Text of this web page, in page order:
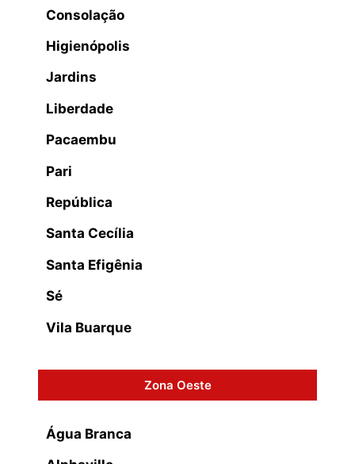
Consolação
Higienópolis
Jardins
Liberdade
Pacaembu
Pari
República
Santa Cecília
Santa Efigênia
Sé
Vila Buarque
Zona Oeste
Água Branca